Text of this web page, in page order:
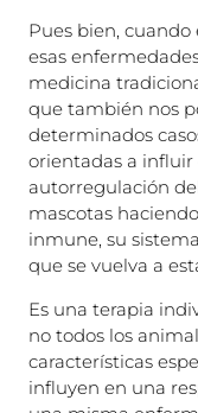
Pues bien, cuando
esas
medicina
que también nos
determinados
orientadas a influir
autorregulación
mascotas
inmune, su
que se vuelva a
Es una terapia
no todos los
características
influyen en una